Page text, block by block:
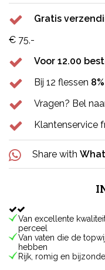
Gratis
€ 75,-
Voor 12.00
Bij 12 flessen
Vragen? Bel
Klantenservice
Share with
Van excellente
perceel
Van vaten die de
hebben
Rijk, romig en